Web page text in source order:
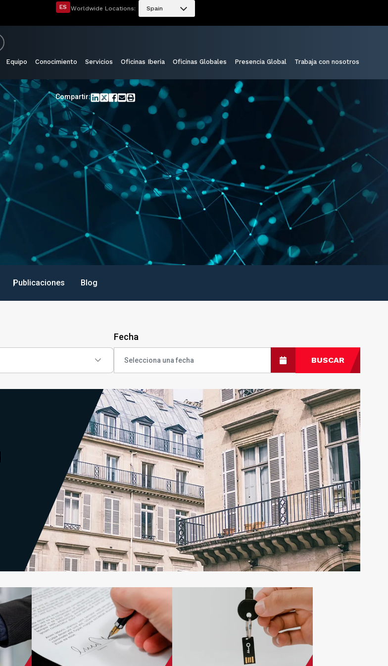
ES Worldwide Locations: Spain
Equipo Conocimiento Servicios Oficinas Iberia Oficinas Globales Presencia Global Trabaja con nosotros
Compartir:
Publicaciones Blog
Fecha
BUSCAR